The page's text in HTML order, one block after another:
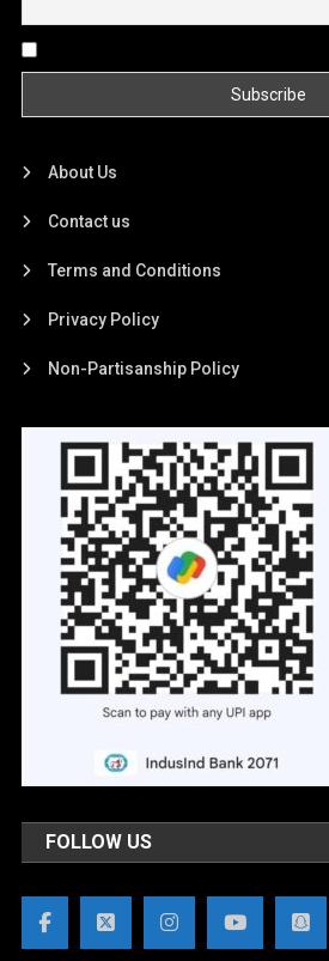
About Us
Contact us
Terms and Conditions
Privacy Policy
Non-Partisanship Policy
FOLLOW US